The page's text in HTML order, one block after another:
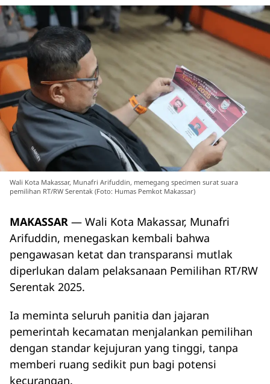
Wali Kota Makassar, Munafri Arifuddin, memegang specimen surat suara
pemilihan RT/RW Serentak (Foto: Humas Pemkot Makassar)
MAKASSAR — Wali Kota Makassar, Munafri
Arifuddin, menegaskan kembali bahwa
pengawasan ketat dan transparansi mutlak
diperlukan dalam pelaksanaan Pemilihan RT/RW
Serentak 2025.
Ia meminta seluruh panitia dan jajaran
pemerintah kecamatan menjalankan pemilihan
dengan standar kejujuran yang tinggi, tanpa
memberi ruang sedikit pun bagi potensi
kecurangan.